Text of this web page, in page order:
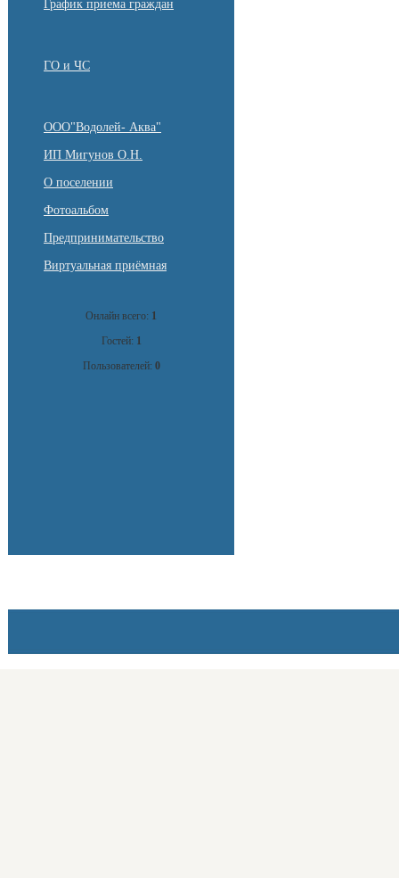
График приема граждан
ГО и ЧС
ООО"Водолей- Аква"
ИП Мигунов О.Н.
О поселении
Фотоальбом
Предпринимательство
Виртуальная приёмная
Онлайн всего: 1
Гостей: 1
Пользователей: 0